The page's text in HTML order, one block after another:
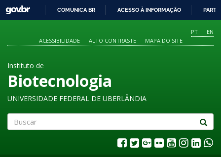
O
CONTEÚDO
GOVBR
COMUNICA BR ACESSO À INFORMAÇÃO
PT
EN
ACESSIBILIDADE
ALTO CONTRASTE MAPA DO SITE
Instituto de
Biotecnologia
UNIVERSIDADE FEDERAL DE UBERLÂNDIA